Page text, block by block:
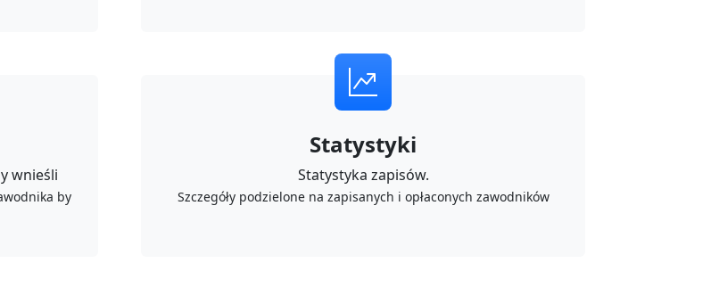
wnieśli
by
Statystyki
Statystyka zapisów.
Szczegóły podzielone na zapisanych i opłaconych zawodników